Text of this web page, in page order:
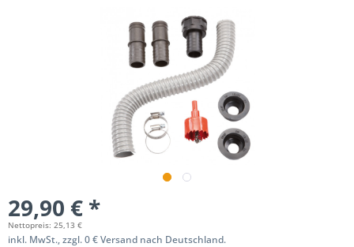
29,90 € *
Nettopreis: 25,13 €
inkl. MwSt., zzgl. 0 € Versand nach Deutschland.